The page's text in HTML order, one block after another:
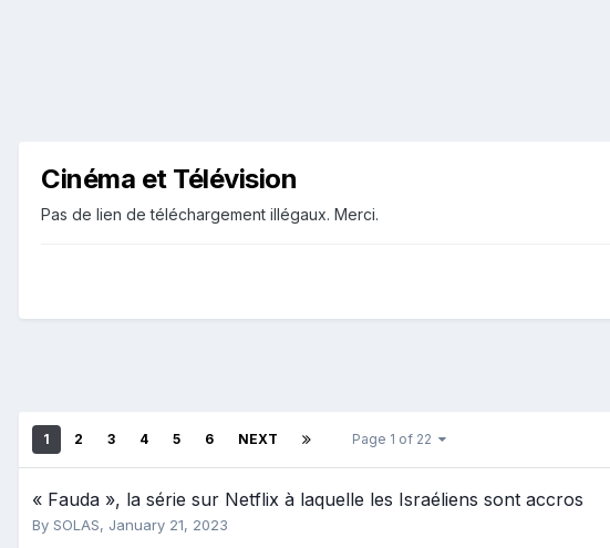
Cinéma et Télévision
Pas de lien de téléchargement illégaux. Merci.
1 2 3 4 5 6 NEXT Page 1 of 22
« Fauda », la série sur Netflix à laquelle les Israéliens sont accros
By SOLAS, January 21, 2023